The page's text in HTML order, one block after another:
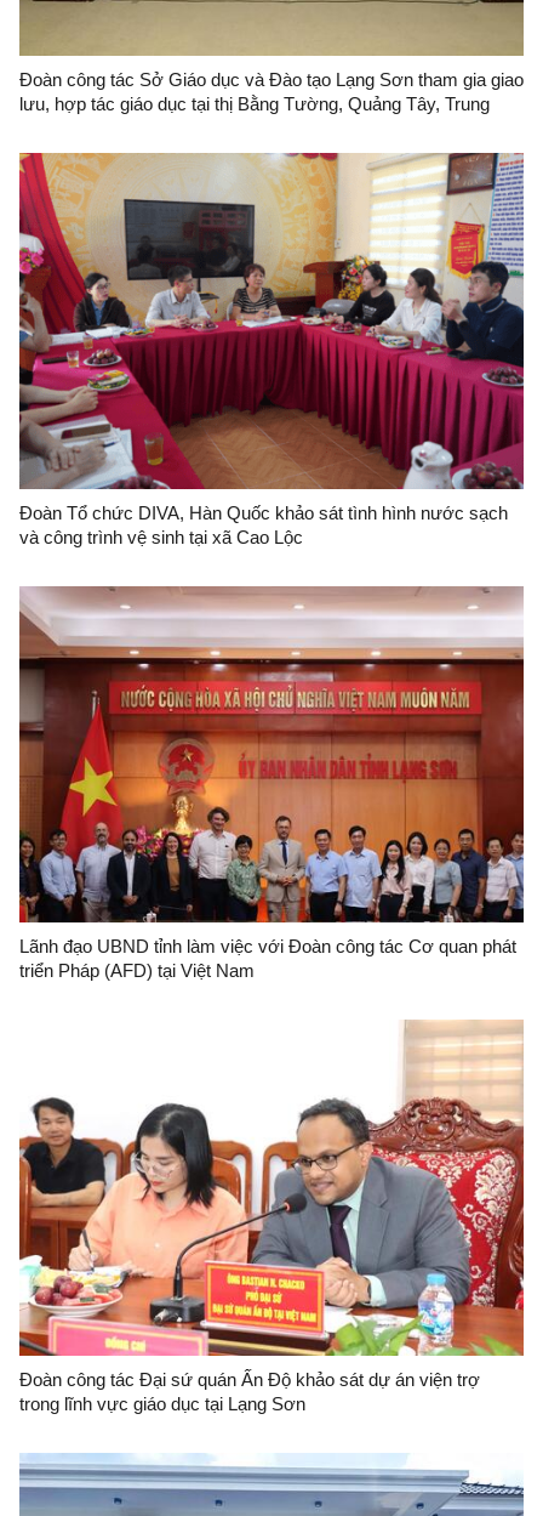
Đoàn công tác Sở Giáo dục và Đào tạo Lạng Sơn tham gia giao
lưu, hợp tác giáo dục tại thị Bằng Tường, Quảng Tây, Trung
Đoàn Tổ chức DIVA, Hàn Quốc khảo sát tình hình nước sạch
và công trình vệ sinh tại xã Cao Lộc
Lãnh đạo UBND tỉnh làm việc với Đoàn công tác Cơ quan phát
triển Pháp (AFD) tại Việt Nam
Đoàn công tác Đại sứ quán Ấn Độ khảo sát dự án viện trợ
trong lĩnh vực giáo dục tại Lạng Sơn